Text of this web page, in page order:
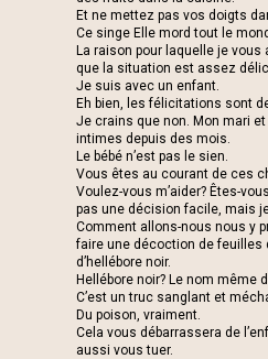
Et ne mettez pas vos doigts
Ce singe Elle mord tout le
La raison pour laquelle je vous
que la situation est assez
Je suis avec un enfant.
Eh bien, les félicitations sont
Je crains que non. Mon mari et
intimes depuis des mois.
Le bébé n’est pas le sien.
Vous êtes au courant de ces
Voulez-vous m’aider? Êtes-
pas une décision facile, mais je
Comment allons-nous nous y
faire une décoction de feuilles
d’hellébore noir.
Hellébore noir? Le nom même
C’est un truc sanglant et
Du poison, vraiment.
Cela vous débarrassera de
aussi vous tuer.